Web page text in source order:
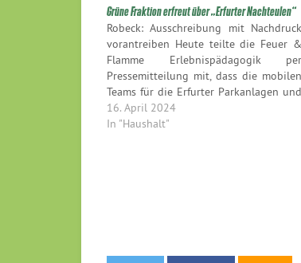
Grüne Fraktion erfreut über „Erfurter Nachteulen“
Robeck: Ausschreibung mit Nachdruck
vorantreiben Heute teilte die Feuer &
Flamme Erlebnispädagogik per
Pressemitteilung mit, dass die mobilen
Teams für die Erfurter Parkanlagen und
die Innenstadt mit „Erfurter
Nachteulen“ einen neuen Namen haben.
16. April 2024
In "Haushalt"